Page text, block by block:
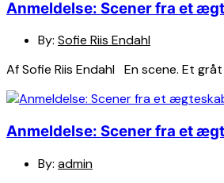
Anmeldelse: Scener fra et
By: Sofie Riis Endahl
Af Sofie Riis Endahl En scene. Et
Anmeldelse: Scener fra et
By: admin